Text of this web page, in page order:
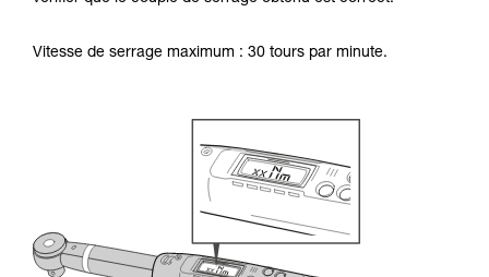
Vitesse de serrage maximum : 30 tours par minute.